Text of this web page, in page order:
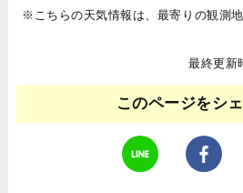
※こちらの天気情報は、最寄りの観測
最終更新
このページをシ